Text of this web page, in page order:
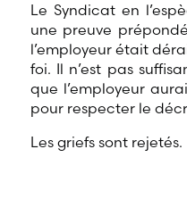
Le Syndicat en
une preuve
l’employeur était
foi. Il n’est pas
que l’employeur
pour respecter le
Les griefs sont rejetés.